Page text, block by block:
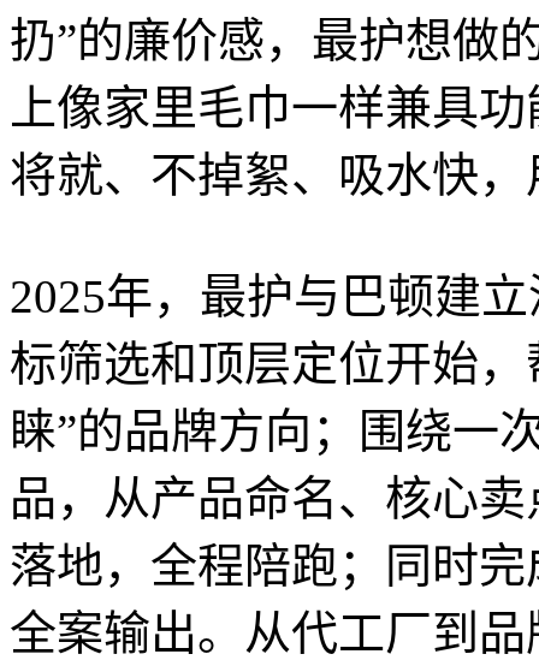
扔”的廉价感，最护想做
上像家里毛巾一样兼具
将就、不掉絮、吸水快
2025年，最护与巴顿建
标筛选和顶层定位开始
睐”的品牌方向；围绕一
品，从产品命名、核心
落地，全程陪跑；同时
全案输出。从代工厂到